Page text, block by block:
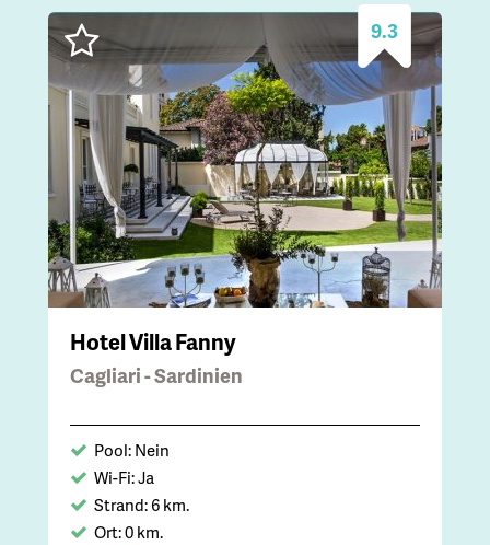
9.3
Hotel Villa Fanny
Cagliari - Sardinien
Pool: Nein
Wi-Fi: Ja
Strand: 6 km.
Ort: 0 km.